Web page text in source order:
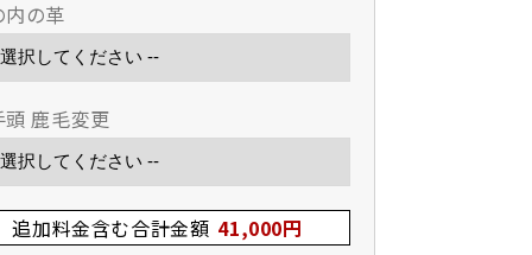
内の革
頭 鹿毛変更
追加料金含む合計金額 41,000円